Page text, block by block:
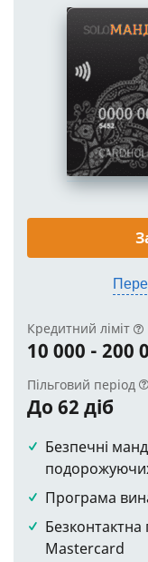
Кредитний ліміт
10 000 - 200
Пільговий період
До 62 діб
Безпечні
Програма
Mastercard